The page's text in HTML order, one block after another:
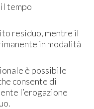
tempo
residuo, mentre il
in modalità
è possibile
consente di
l’erogazione